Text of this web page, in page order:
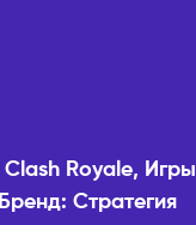
Clash Royale, Игры
Бренд: Стратегия